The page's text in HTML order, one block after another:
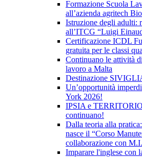
Formazione Scuola
all’azienda agritech
Istruzione degli adulti:
all’ITCG “Luigi
Certificazione ICDL
gratuita per le classi
Continuano le attività
lavoro a Malta
Destinazione
Un’opportunità
York 2026!
IPSIA e
continuano!
Dalla teoria alla
nasce il “Corso
collaborazione con
Imparare l'inglese con